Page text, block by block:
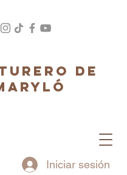
DE
Iniciar sesión